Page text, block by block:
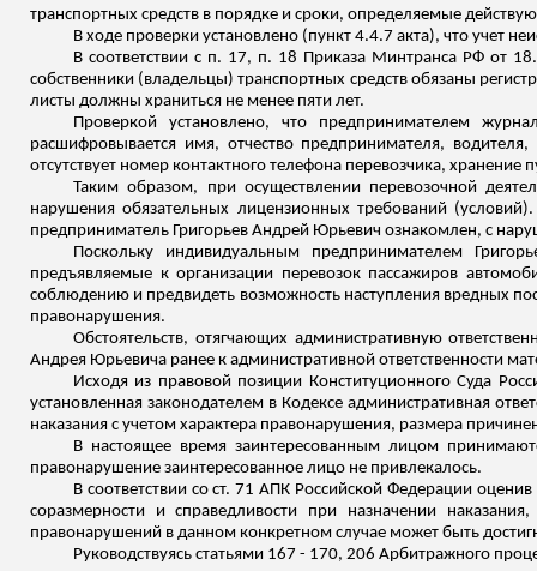
транспортных средств в порядке и сроки, определяемые
В ходе проверки установлено (пункт 4.4.7 акта), что учет
В соответствии с п. 17, п. 18 Приказа Минтранса РФ от
собственники (владельцы) транспортных средств обязаны
листы должны храниться не менее пяти лет.
Проверкой установлено, что предпринимателем
расшифровывается имя, отчество предпринимателя,
отсутствует номер контактного телефона перевозчика,
Таким образом, при осуществлении перевозочной
нарушения обязательных лицензионных требований
предприниматель Григорьев Андрей Юрьевич ознакомлен, с
Поскольку индивидуальным предпринимателем
предъявляемые к организации перевозок пассажиров
соблюдению и предвидеть возможность наступления вредных
правонарушения.
Обстоятельств, отягчающих административную
Андрея Юрьевича ранее к административной ответственности
Исходя из правовой позиции Конституционного Суда
установленная законодателем в Кодексе административная
наказания с учетом характера правонарушения, размера
В настоящее время заинтересованным лицом
правонарушение заинтересованное лицо не привлекалось.
В соответствии со ст. 71 АПК Российской Федерации
соразмерности и справедливости при назначении
правонарушений в данном конкретном случае может быть
Руководствуясь статьями 167 - 170, 206 Арбитражного